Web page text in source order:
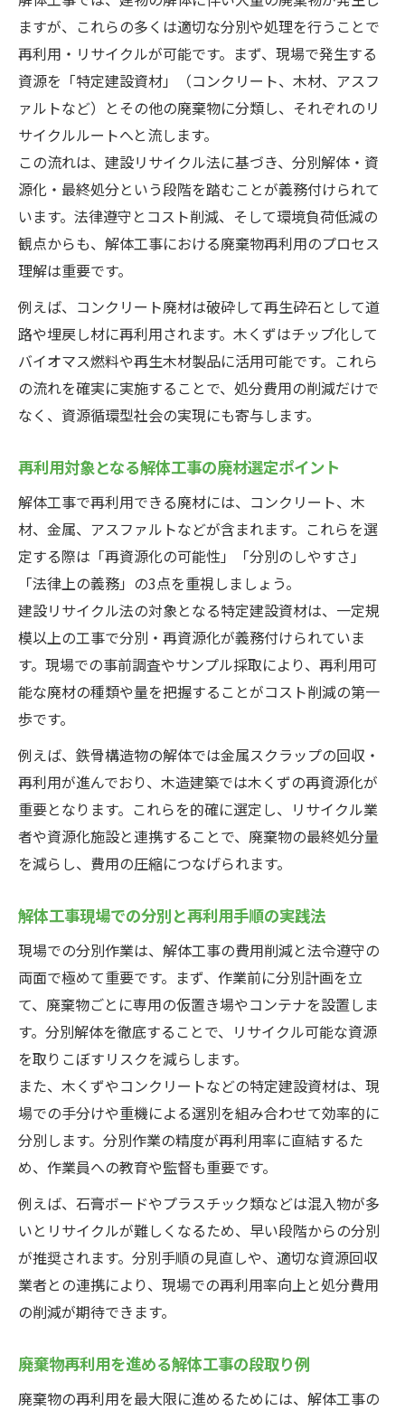
ますが、これらの多くは適切な分別や処理を行うことで
再利用・リサイクルが可能です。まず、現場で発生する
資源を「特定建設資材」（コンクリート、木材、アスフ
ァルトなど）とその他の廃棄物に分類し、それぞれのリ
サイクルルートへと流します。
この流れは、建設リサイクル法に基づき、分別解体・資
源化・最終処分という段階を踏むことが義務付けられて
います。法律遵守とコスト削減、そして環境負荷低減の
観点からも、解体工事における廃棄物再利用のプロセス
理解は重要です。
例えば、コンクリート廃材は破砕して再生砕石として道
路や埋戻し材に再利用されます。木くずはチップ化して
バイオマス燃料や再生木材製品に活用可能です。これら
の流れを確実に実施することで、処分費用の削減だけで
なく、資源循環型社会の実現にも寄与します。
再利用対象となる解体工事の廃材選定ポイント
解体工事で再利用できる廃材には、コンクリート、木
材、金属、アスファルトなどが含まれます。これらを選
定する際は「再資源化の可能性」「分別のしやすさ」
「法律上の義務」の3点を重視しましょう。
建設リサイクル法の対象となる特定建設資材は、一定規
模以上の工事で分別・再資源化が義務付けられていま
す。現場での事前調査やサンプル採取により、再利用可
能な廃材の種類や量を把握することがコスト削減の第一
歩です。
例えば、鉄骨構造物の解体では金属スクラップの回収・
再利用が進んでおり、木造建築では木くずの再資源化が
重要となります。これらを的確に選定し、リサイクル業
者や資源化施設と連携することで、廃棄物の最終処分量
を減らし、費用の圧縮につなげられます。
解体工事現場での分別と再利用手順の実践法
現場での分別作業は、解体工事の費用削減と法令遵守の
両面で極めて重要です。まず、作業前に分別計画を立
て、廃棄物ごとに専用の仮置き場やコンテナを設置しま
す。分別解体を徹底することで、リサイクル可能な資源
を取りこぼすリスクを減らします。
また、木くずやコンクリートなどの特定建設資材は、現
場での手分けや重機による選別を組み合わせて効率的に
分別します。分別作業の精度が再利用率に直結するた
め、作業員への教育や監督も重要です。
例えば、石膏ボードやプラスチック類などは混入物が多
いとリサイクルが難しくなるため、早い段階からの分別
が推奨されます。分別手順の見直しや、適切な資源回収
業者との連携により、現場での再利用率向上と処分費用
の削減が期待できます。
廃棄物再利用を進める解体工事の段取り例
廃棄物の再利用を最大限に進めるためには、解体工事の